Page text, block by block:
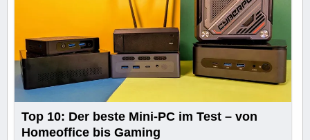
Top 10: Der beste Mini-PC im Test – von
Homeoffice bis Gaming